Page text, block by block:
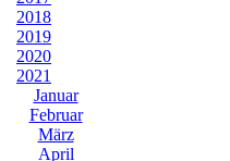
2018
2019
2020
2021
Januar
Februar
März
April